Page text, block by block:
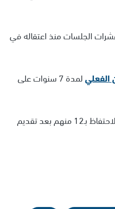
الجلسات منذ اعتقاله في
الفعلي
لمدة 7 سنوات على
وقامت الشرطة خلال فترة هبة الكرامة، باعتقال عدد كبير من الشبان في قرية زلفة، وتم الاحتفاظ بـ12 منهم بعد تقديم